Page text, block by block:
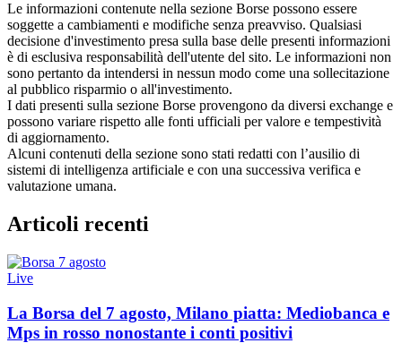
Le informazioni contenute nella sezione Borse possono essere
soggette a cambiamenti e modifiche senza preavviso. Qualsiasi
decisione d'investimento presa sulla base delle presenti informazioni
è di esclusiva responsabilità dell'utente del sito. Le informazioni non
sono pertanto da intendersi in nessun modo come una sollecitazione
al pubblico risparmio o all'investimento.
I dati presenti sulla sezione Borse provengono da diversi exchange e
possono variare rispetto alle fonti ufficiali per valore e tempestività
di aggiornamento.
Alcuni contenuti della sezione sono stati redatti con l’ausilio di
sistemi di intelligenza artificiale e con una successiva verifica e
valutazione umana.
Articoli recenti
Live
La Borsa del 7 agosto, Milano piatta: Mediobanca e
Mps in rosso nonostante i conti positivi